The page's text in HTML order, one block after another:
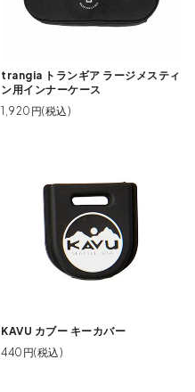
trangia トランギア ラージメスティ
ン用インナーケース
1,920円(税込)
KAVU カブー キーカバー
440円(税込)